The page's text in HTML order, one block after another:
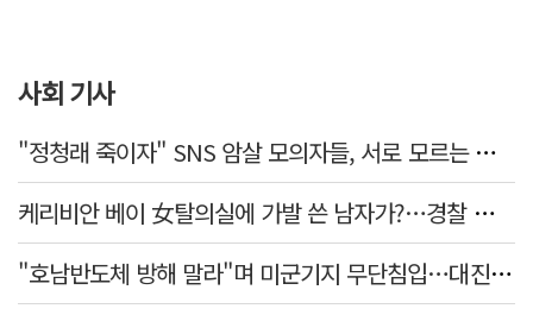
사회 기사
"정청래 죽이자" SNS 암살 모의자들, 서로 모르는 사이였다…檢송치
케리비안 베이 女탈의실에 가발 쓴 남자가?…경찰 추적 중
"호남반도체 방해 말라"며 미군기지 무단침입…대진연 회원 3명 '구속'